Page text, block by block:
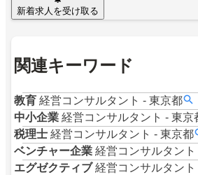
新着求人を受け取る
関連キーワード
教育 経営コンサルタント - 東京都
中小企業 経営コンサルタント - 東京
税理士 経営コンサルタント - 東京都
ベンチャー企業 経営コンサルタント
エグゼクティブ 経営コンサルタント